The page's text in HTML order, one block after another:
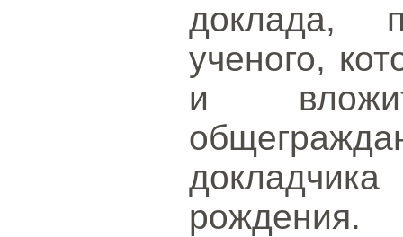
доклада,
ученого,
и
рождения.